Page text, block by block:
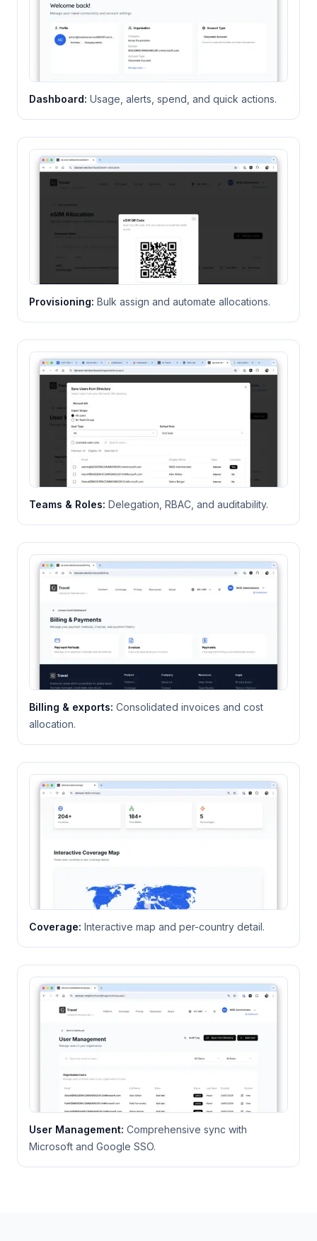
Dashboard: Usage, alerts, spend, and quick actions.
Provisioning: Bulk assign and automate allocations.
Teams & Roles: Delegation, RBAC, and auditability.
Billing & exports: Consolidated invoices and cost
allocation.
Coverage: Interactive map and per-country detail.
User Management: Comprehensive sync with
Microsoft and Google SSO.